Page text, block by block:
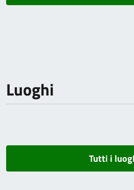
Luoghi
Tutti i